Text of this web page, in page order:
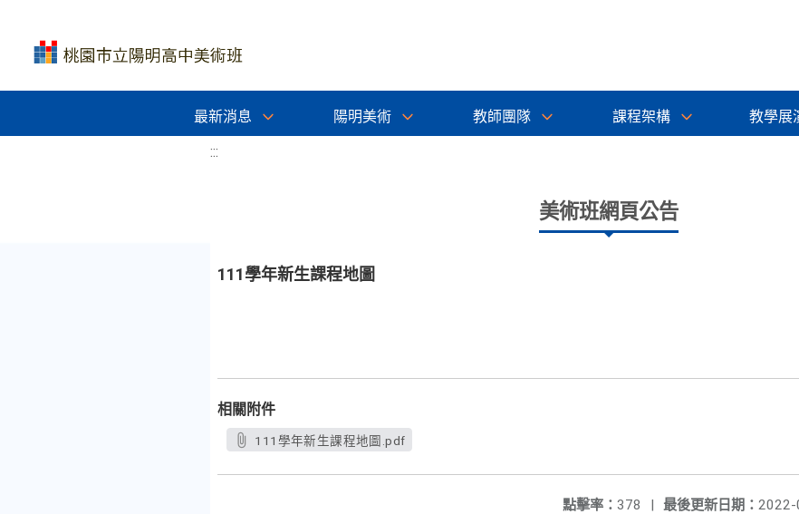
最新消息 陽明美術 教師團隊 課程架構 教學展
:::
美術班網頁公告
111學年新生課程地圖
相關附件
111學年新生課程地圖.pdf
最後更新日期：
點擊率： 378 |